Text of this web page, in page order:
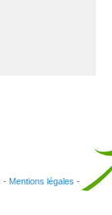
- Mentions légales -